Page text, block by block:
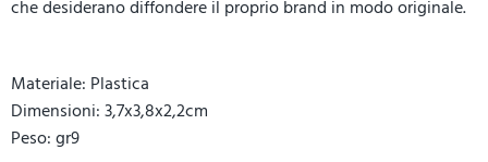
che desiderano diffondere il proprio brand in modo originale.
Materiale: Plastica
Dimensioni: 3,7x3,8x2,2cm
Peso: gr9